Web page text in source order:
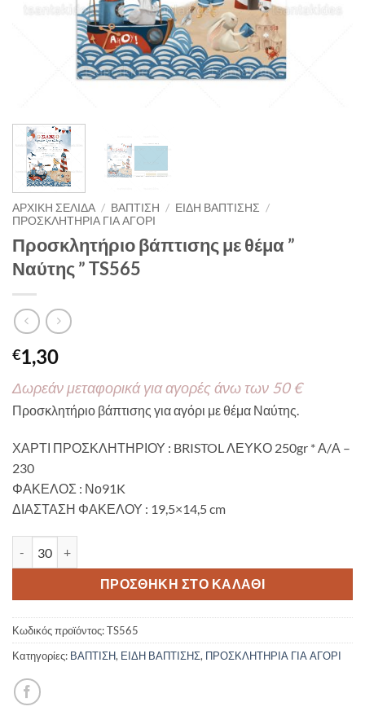
ΑΡΧΙΚΉ ΣΕΛΊΔΑ / ΒΑΠΤΙΣΗ / ΕΙΔΗ ΒΑΠΤΙΣΗΣ /
ΠΡΟΣΚΛΗΤΗΡΙΑ ΓΙΑ ΑΓΟΡΙ
Προσκλητήριο βάπτισης με θέμα ”
Ναύτης ” TS565
€1,30
Δωρεάν μεταφορικά για αγορές άνω των 50 €
Προσκλητήριο βάπτισης για αγόρι με θέμα Ναύτης.
ΧΑΡΤΙ ΠΡΟΣΚΛΗΤΗΡΙΟΥ : BRISTOL ΛΕΥΚΟ 250gr * Α/Α –
230
ΦΑΚΕΛΟΣ : Νο91K
ΔΙΑΣΤΑΣΗ ΦΑΚΕΛΟΥ : 19,5×14,5 cm
ΠΡΟΣΘΉΚΗ ΣΤΟ ΚΑΛΆΘΙ
Κωδικός προϊόντος:TS565
Κατηγορίες: ΒΑΠΤΙΣΗ, ΕΙΔΗ ΒΑΠΤΙΣΗΣ, ΠΡΟΣΚΛΗΤΗΡΙΑ ΓΙΑ ΑΓΟΡΙ